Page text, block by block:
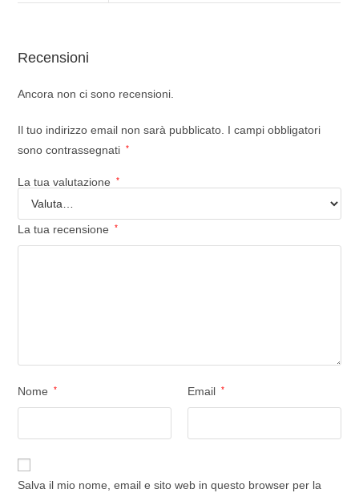
Recensioni
Ancora non ci sono recensioni.
Il tuo indirizzo email non sarà pubblicato. I campi obbligatori
sono contrassegnati
*
La tua valutazione *
La tua recensione *
Nome * Email *
Salva il mio nome, email e sito web in questo browser per la